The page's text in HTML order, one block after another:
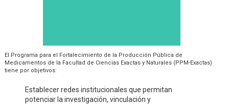
El Programa para el Fortalecimiento de la Producción Pública de
Medicamentos de la Facultad de Ciencias Exactas y Naturales (PPM-Exactas)
tiene por objetivos:
Establecer redes institucionales que permitan
potenciar la investigación, vinculación y